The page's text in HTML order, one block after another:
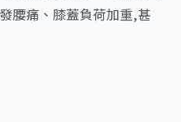
腰痛、膝蓋負荷加重,甚